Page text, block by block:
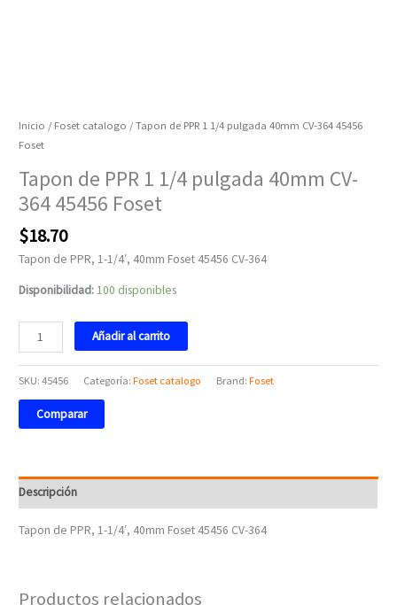
Inicio / Foset catalogo / Tapon de PPR 1 1/4 pulgada 40mm CV-364 45456
Foset
Tapon de PPR 1 1/4 pulgada 40mm CV-
364 45456 Foset
$18.70
Tapon de PPR, 1-1/4′, 40mm Foset 45456 CV-364
Disponibilidad:100 disponibles
Añadir al carrito
SKU:45456 Categoría:Foset catalogo Brand:Foset
Comparar
Descripción
Tapon de PPR, 1-1/4′, 40mm Foset 45456 CV-364
Productos relacionados